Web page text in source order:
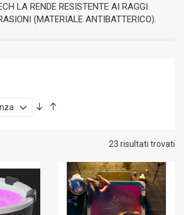
LA RENDE RESISTENTE AI RAGGI
(MATERIALE ANTIBATTERICO).
23 risultati trovati